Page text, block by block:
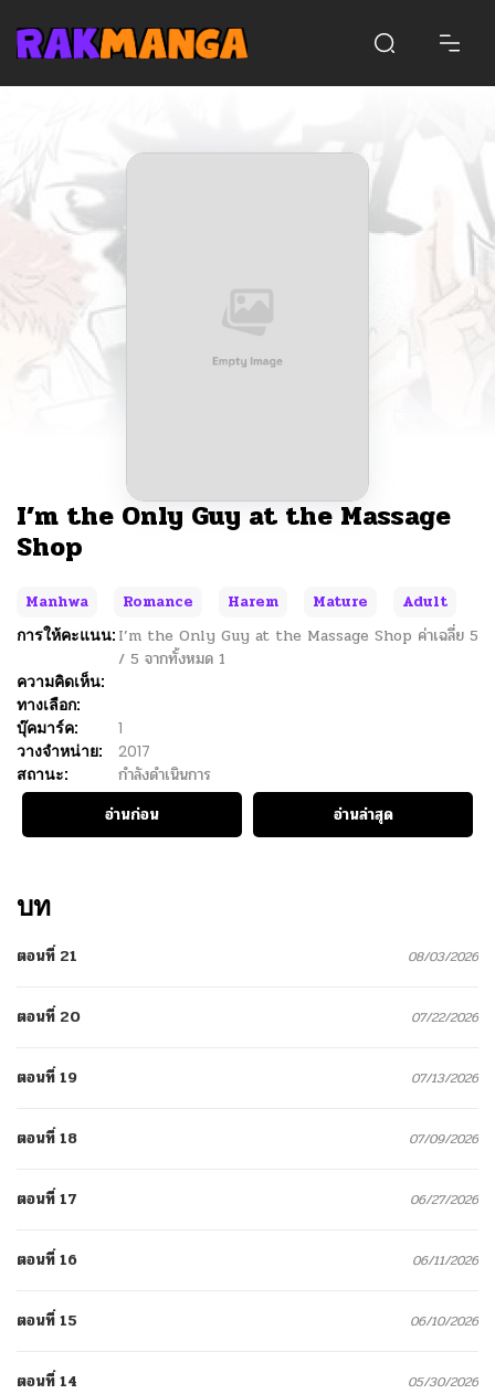
I’m the Only Guy at the Massage
Shop
Manhwa Romance Harem Mature
Adult
การให้คะแนน: I’m the Only Guy at the Massage Shop ค่าเฉลี่ย 5
/ 5 จากทั้งหมด 1
ความคิดเห็น:
ทางเลือก:
บุ๊คมาร์ค:
1
วางจำหน่าย:
2017
สถานะ:
กำลังดำเนินการ
อ่านก่อน
อ่านล่าสุด
บท
ตอนที่ 21 08/03/2026
ตอนที่ 20 07/22/2026
ตอนที่ 19 07/13/2026
ตอนที่ 18 07/09/2026
ตอนที่ 17 06/27/2026
ตอนที่ 16 06/11/2026
ตอนที่ 15 06/10/2026
ตอนที่ 14 05/30/2026